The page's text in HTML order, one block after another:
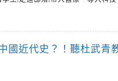
國近代史？！聽杜武青